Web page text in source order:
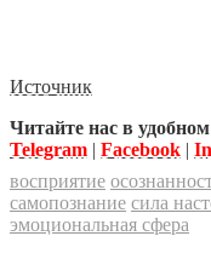
Источник
Читайте нас в
Telegram | Facebook |
восприятие
самопознание сила
эмоциональная сфера